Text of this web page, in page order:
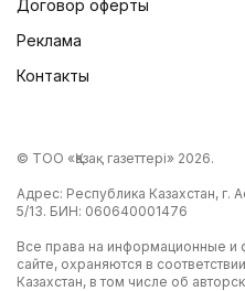
Договор оферты
Реклама
Контакты
© ТОО «Қазақ газеттері» 2026.
Адрес: Республика Казахстан, г.
5/13. БИН: 060640001476
Все права на информационные
сайте, охраняются в
Казахстан, в том числе об